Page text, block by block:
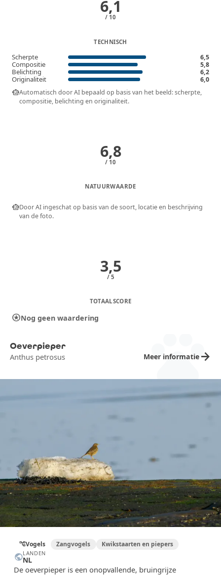
6,1
/ 10
TECHNISCH
Scherpte 6,5
Compositie 5,8
Belichting 6,2
Originaliteit 6,0
smart_toyAutomatisch door AI bepaald op basis van het beeld: scherpte,
compositie, belichting en originaliteit.
6,8
/ 10
NATUURWAARDE
smart_toyDoor AI ingeschat op basis van de soort, locatie en beschrijving
van de foto.
3,5
/ 5
TOTAALSCORE
starsNog geen waardering
pets
Oeverpieper
Anthus petrosus Meer informatie arrow_forward
account_treeVogels Zangvogels Kwikstaarten en piepers
publicLANDEN
NL
De oeverpieper is een onopvallende, bruingrijze